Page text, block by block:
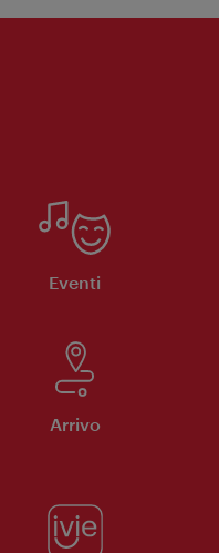
Eventi
Arrivo